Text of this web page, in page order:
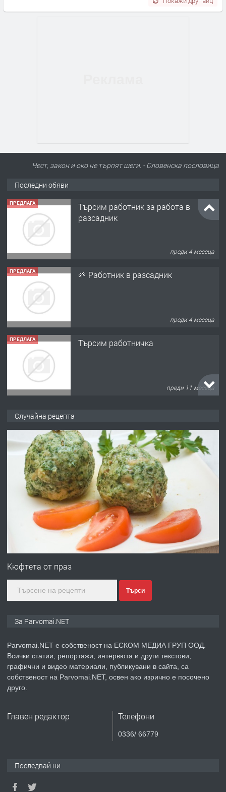
Чест, закон и око не търпят шеги. - Словенскa пословица
Последни обяви
ПРЕДЛАГА
Търсим работник за работа в
разсадник
преди 4 месеца
ПРЕДЛАГА 🌱 Работник в разсадник
преди 4 месеца
ПРЕДЛАГА Търсим работничка
преди 11 месеца
преди 1 година
ПРЕДЛАГА Работа за общи работници
преди 1 година
Първи поход "По стъпките на Ангел
преди 1 година
ПРЕДЛАГА Уроци по Математика
Случайна рецепта
Кюфтета от праз
Търси
За Parvomai.NET
Parvomai.NET е собственост на ЕСКОМ МЕДИА ГРУП ООД.
Всички статии, репортажи, интервюта и други текстови,
графични и видео материали, публикувани в сайта, са
собственост на Parvomai.NET, освен ако изрично е посочено
друго.
Главен редактор Телефони
0336/ 66779
Последвай ни